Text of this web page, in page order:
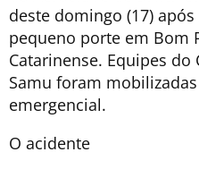
deste domingo (17)
pequeno porte em Bom
Catarinense. Equipes
Samu foram
emergencial.
O acidente